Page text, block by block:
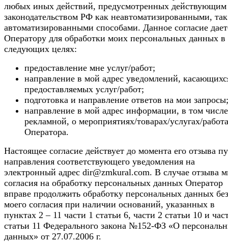
любых иных действий, предусмотренных действующим
законодательством РФ как неавтоматизированными,
автоматизированными способами. Данное согласие
Оператору для обработки моих персональных данных в
следующих целях:
предоставление мне услуг/работ;
направление в мой адрес уведомлений,
предоставляемых услуг/работ;
подготовка и направление ответов на мои запросы;
направление в мой адрес информации, в том числе
рекламной, о мероприятиях/товарах/услугах/
Оператора.
Настоящее согласие действует до момента его отзыва
направления соответствующего уведомления на
электронный адрес dir@zmkural.com. В случае отзыва
согласия на обработку персональных данных Оператор
вправе продолжить обработку персональных данных без
моего согласия при наличии оснований, указанных в
пунктах 2 – 11 части 1 статьи 6, части 2 статьи 10 и
статьи 11 Федерального закона №152-ФЗ «О
данных» от 27.07.2006 г.